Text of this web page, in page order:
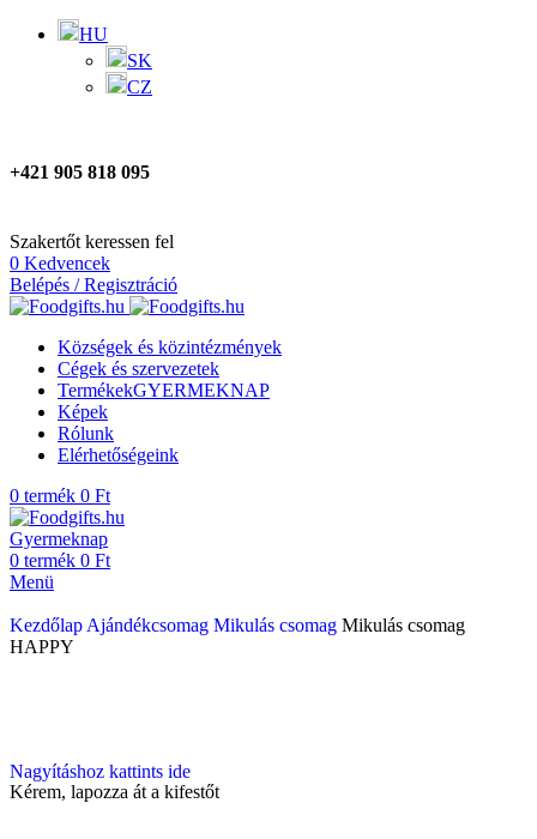
HU
SK
CZ
+421 905 818 095
Szakertőt keressen fel
0 Kedvencek
Belépés / Regisztráció
Községek és közintézmények
Cégek és szervezetek
TermékekGYERMEKNAP
Képek
Rólunk
Elérhetőségeink
0 termék 0 Ft
Gyermeknap
0 termék 0 Ft
Menü
Kezdőlap Ajándékcsomag Mikulás csomag Mikulás csomag
HAPPY
Nagyításhoz kattints ide
Kérem, lapozza át a kifestőt